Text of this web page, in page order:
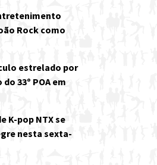
Rock como
estrelado por
33º POA em
K-pop NTX se
nesta sexta-